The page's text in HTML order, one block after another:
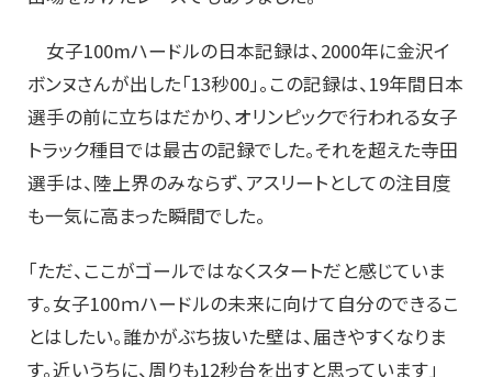
女子100mハードルの日本記録は、2000年に金沢イ
ボンヌさんが出した「13秒00」。この記録は、19年間日本
選手の前に立ちはだかり、オリンピックで行われる女子
トラック種目では最古の記録でした。それを超えた寺田
選手は、陸上界のみならず、アスリートとしての注目度
も一気に高まった瞬間でした。
「ただ、ここがゴールではなくスタートだと感じていま
す。女子100ｍハードルの未来に向けて自分のできるこ
とはしたい。誰かがぶち抜いた壁は、届きやすくなりま
す。近いうちに、周りも12秒台を出すと思っています」